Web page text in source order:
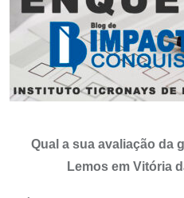
Qual a sua avaliação da
Lemos em Vitória